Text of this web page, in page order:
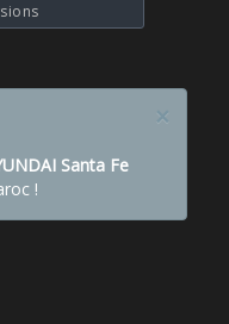
×
Santa Fe
!